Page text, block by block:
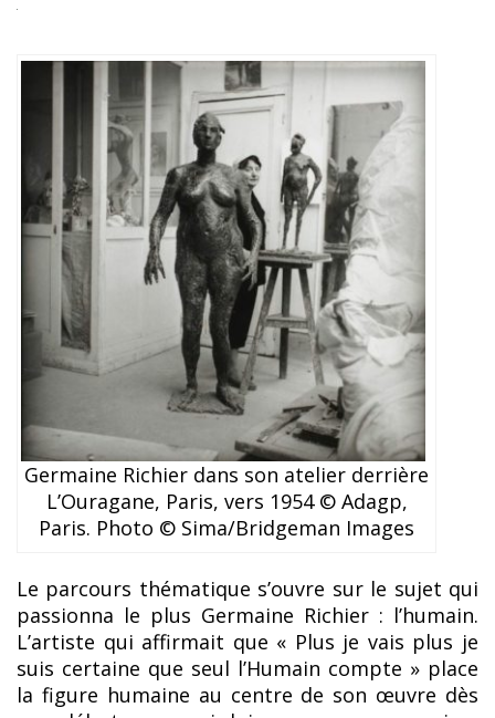
Germaine Richier dans son atelier derrière
L’Ouragane, Paris, vers 1954 © Adagp,
Paris. Photo © Sima/Bridgeman Images
Le parcours thématique s’ouvre sur le sujet qui
passionna le plus Germaine Richier : l’humain.
L’artiste qui affirmait que « Plus je vais plus je
suis certaine que seul l’Humain compte » place
la figure humaine au centre de son œuvre dès